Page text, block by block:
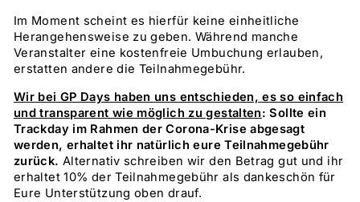
Im Moment scheint es hierfür keine einheitliche
Herangehensweise zu geben. Während manche
Veranstalter eine kostenfreie Umbuchung erlauben,
erstatten andere die Teilnahmegebühr.
Wir bei GP Days haben uns entschieden, es so einfach
und transparent wie möglich zu gestalten: Sollte ein
Trackday im Rahmen der Corona-Krise abgesagt
werden, erhaltet ihr natürlich eure Teilnahmegebühr
zurück. Alternativ schreiben wir den Betrag gut und ihr
erhaltet 10% der Teilnahmegebühr als dankeschön für
Eure Unterstützung oben drauf.